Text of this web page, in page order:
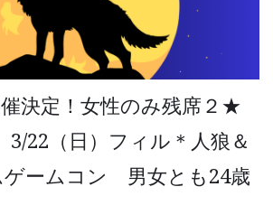
決定！女性のみ残席２★
22（日）フィル＊人狼＆
ゲームコン 男女とも24歳